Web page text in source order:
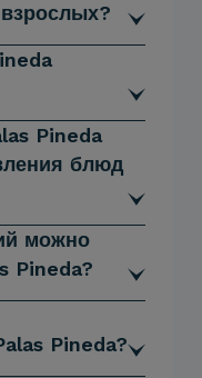
Pineda
блюд
можно
Pineda?
Pineda?